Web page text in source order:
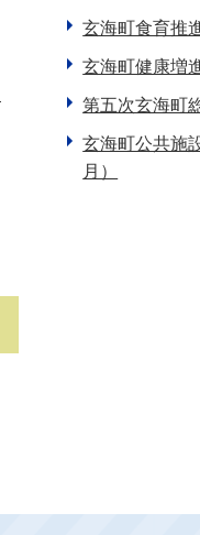
玄海町食育推
玄海町健康増
第五次玄海町
玄海町公共施
月）